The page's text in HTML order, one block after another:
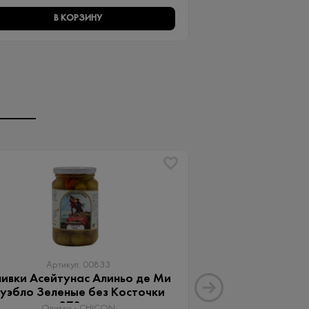
В КОРЗИНУ
Артикул: 00833
Асейтунас Алиньо де Ми
Зеленые без Косточки
370 мл